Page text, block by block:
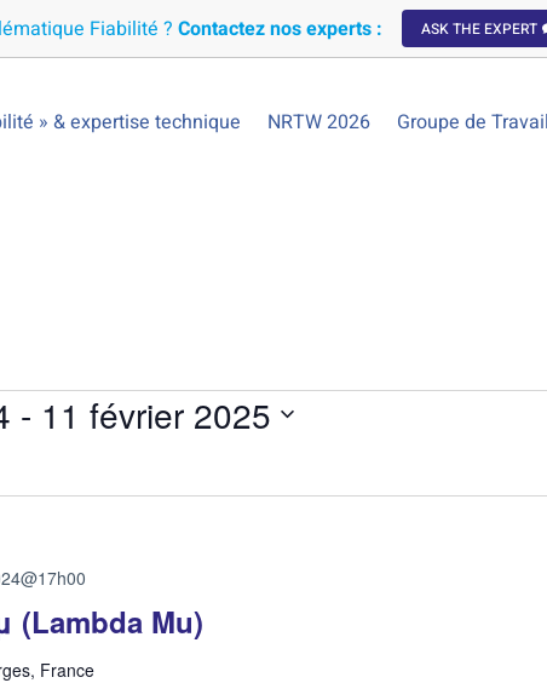
Fiabilité ?Contactez nos experts : ASK THE EXPERT
» & expertise technique NRTW 2026 Groupe de
- 11 février 2025
(Lambda Mu)
France